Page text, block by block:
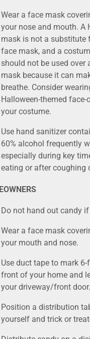
Wear a face mask
your nose and mouth. A
mask is not a substitute
face mask, and a
should not be used over
mask because it can
breathe. Consider
Halloween-themed face-
your costume.
Use hand sanitizer
60% alcohol frequently
especially during key
eating or after coughing
Do not hand out candy
Wear a face mask
your mouth and nose.
Use duct tape to mark
front of your home and
your driveway/front door.
Position a distribution
yourself and trick or